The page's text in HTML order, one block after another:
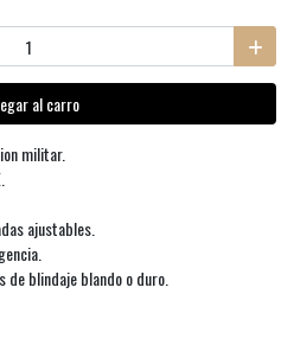
al carro
militar.
ajustables.
blindaje blando o duro.